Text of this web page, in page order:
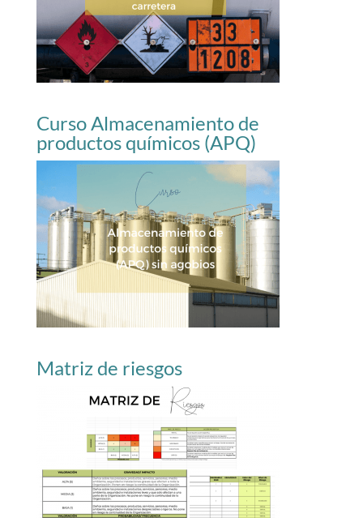
Curso Almacenamiento de
productos químicos (APQ)
Matriz de riesgos